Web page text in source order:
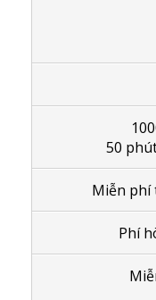
50
Miễn phí
Phí